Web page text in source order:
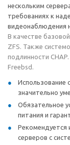
нескольким
требованиях к
видеонаблюдения
В качестве
ZFS. Также
подлинности
Freebsd.
Использование
значительно
Обязательное
питания и
Рекомендуется
серверов с